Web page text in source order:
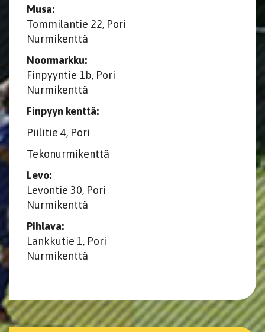
Musa:
Tommilantie 22, Pori
Nurmikenttä
Noormarkku:
Finpyyntie 1b, Pori
Nurmikenttä
Finpyyn kenttä:
Piilitie 4, Pori
Tekonurmikenttä
Levo:
Levontie 30, Pori
Nurmikenttä
Pihlava:
Lankkutie 1, Pori
​​​​​​​Nurmikenttä